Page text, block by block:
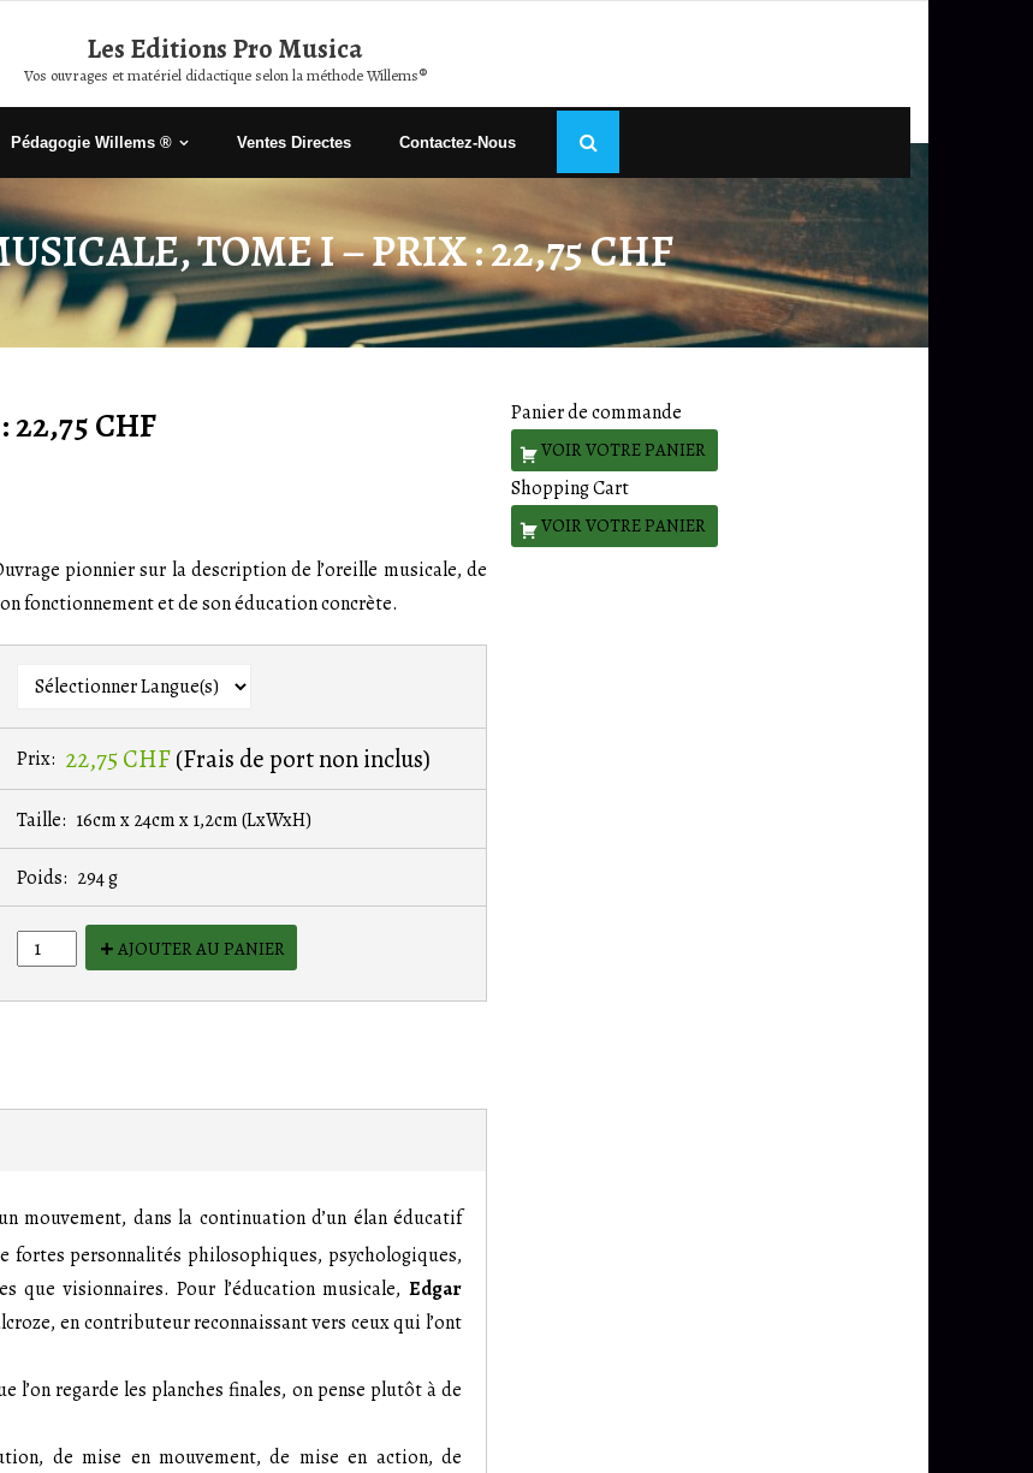
Les Editions Pro Musica
Vos ouvrages et matériel didactique selon la méthode Willems®
Pédagogie Willems ® Ventes Directes Contactez-Nous
TOME I – PRIX : 22,75 CHF
CHF
pionnier sur la description de l’oreille musicale, de
fonctionnement et de son éducation concrète.
Prix: 22,75 CHF(Frais de port non inclus)
Taille: 16cm x 24cm x 1,2cm(LxWxH)
Poids: 294 g
AJOUTER AU PANIER
mouvement, dans la continuation d’un élan éducatif
fortes personnalités philosophiques, psychologiques,
que visionnaires. Pour l’éducation musicale, Edgar
en contributeur reconnaissant vers ceux qui l’ont
regarde les planches finales, on pense plutôt à de
de mise en mouvement, de mise en action, de
Panier de commande
Shopping Cart